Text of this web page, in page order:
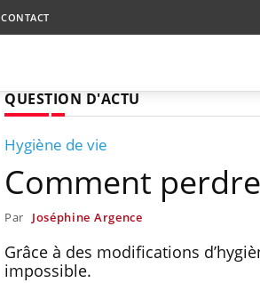
CONTACT
QUESTION D'ACTU
Hygiène de vie
Comment
Par Joséphine Argence
Grâce à des modifications
impossible.